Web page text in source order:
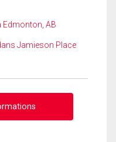
Edmonton, AB
Jamieson Place